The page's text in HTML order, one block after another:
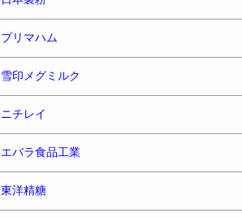
プリマハム
雪印メグミルク
ニチレイ
エバラ食品工業
東洋精糖